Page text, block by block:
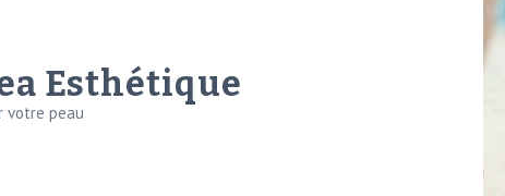
Esthétique
votre peau